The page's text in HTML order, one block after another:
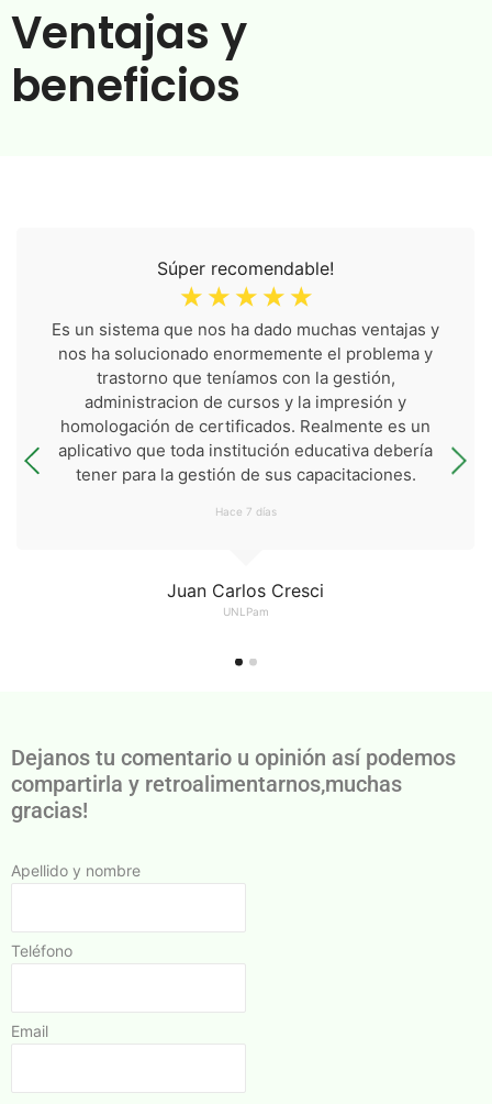
Ventajas y
beneficios
Juan Carlos Cresci
UNLPam
Súper recomendable!
☆ ☆ ☆ ☆ ☆
Es un sistema que nos ha dado muchas ventajas y
nos ha solucionado enormemente el problema y
trastorno que teníamos con la gestión,
administracion de cursos y la impresión y
homologación de certificados. Realmente es un
aplicativo que toda institución educativa debería
tener para la gestión de sus capacitaciones.
Hace 7 días
Dejanos tu comentario u opinión así podemos
compartirla y retroalimentarnos,muchas
gracias!
Apellido y nombre
Teléfono
Email